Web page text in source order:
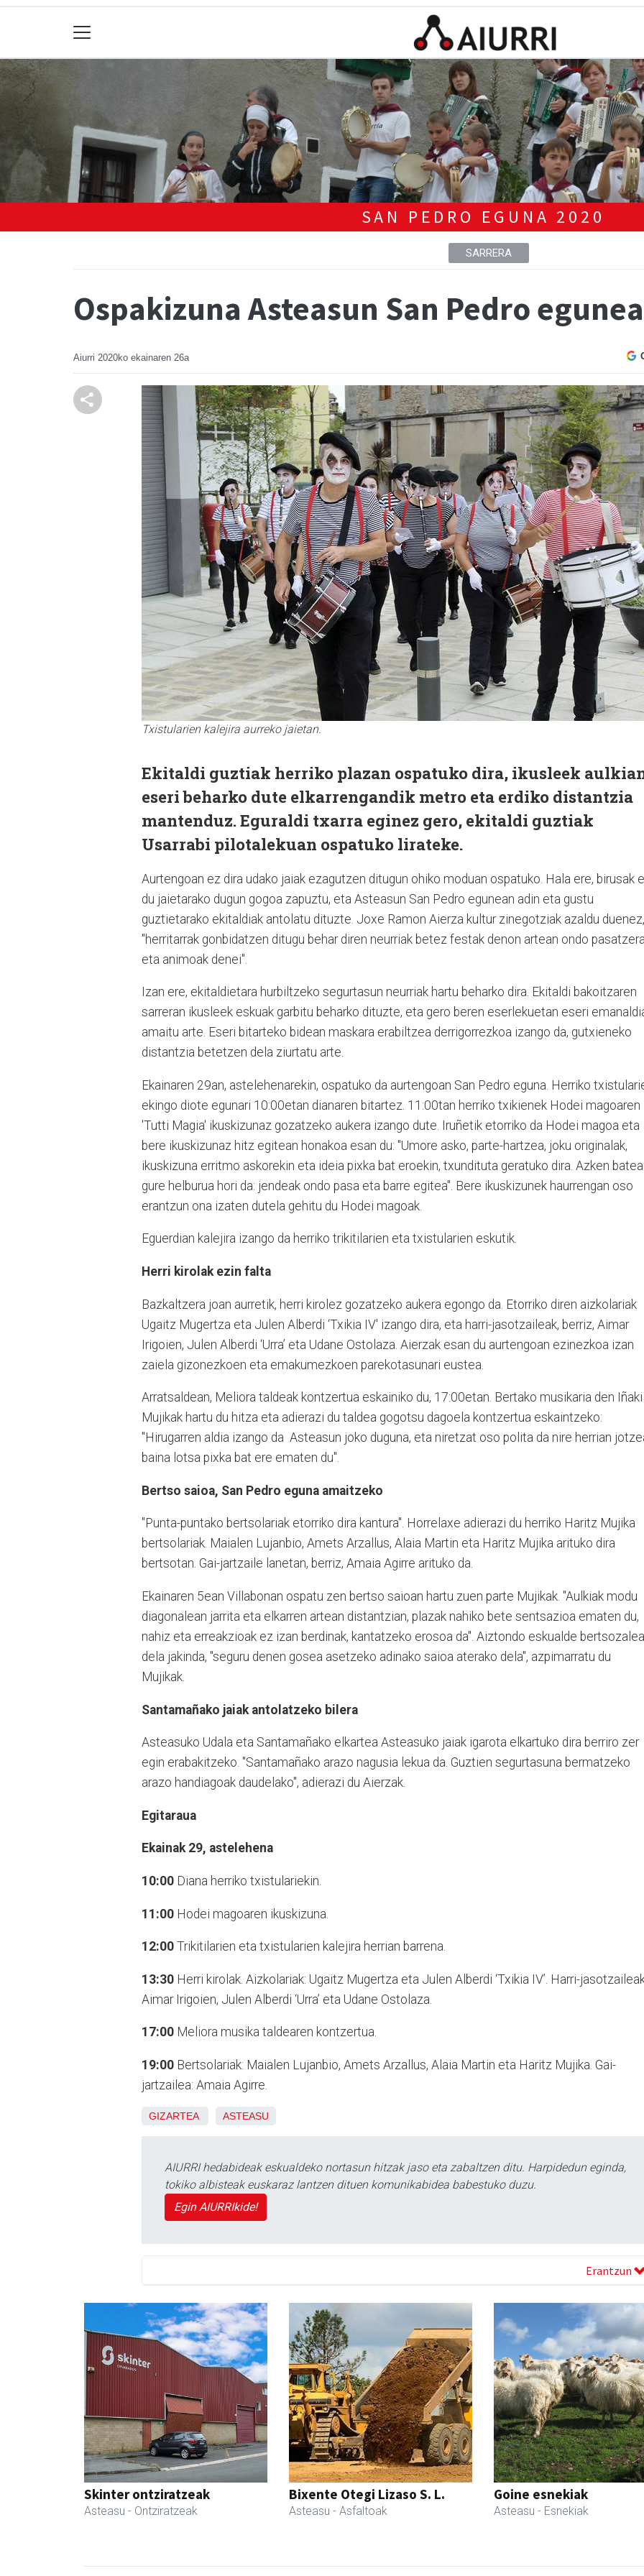
SAN PEDRO EGUNA 2020
SARRERA
Ospakizuna Asteasun San Pedro
Aiurri 2020ko ekainaren 26a
Txistularien kalejira aurreko jaietan.
Ekitaldi guztiak herriko plazan ospatuko dira, ikusleek
eseri beharko dute elkarrengandik metro eta erdiko distantzia
mantenduz. Eguraldi txarra eginez gero, ekitaldi guztiak
Usarrabi pilotalekuan ospatuko lirateke.
Aurtengoan ez dira udako jaiak ezagutzen ditugun ohiko moduan ospatuko. Hala ere, birusak
du jaietarako dugun gogoa zapuztu, eta Asteasun San Pedro egunean adin eta gustu
guztietarako ekitaldiak antolatu dituzte. Joxe Ramon Aierza kultur zinegotziak azaldu duenez,
"herritarrak gonbidatzen ditugu behar diren neurriak betez festak denon artean ondo
eta animoak denei".
Izan ere, ekitaldietara hurbiltzeko segurtasun neurriak hartu beharko dira. Ekitaldi bakoitzaren
sarreran ikusleek eskuak garbitu beharko dituzte, eta gero beren eserlekuetan eseri
amaitu arte. Eseri bitarteko bidean maskara erabiltzea derrigorrezkoa izango da, gutxieneko
distantzia betetzen dela ziurtatu arte.
Ekainaren 29an, astelehenarekin, ospatuko da aurtengoan San Pedro eguna. Herriko
ekingo diote egunari 10:00etan dianaren bitartez. 11:00tan herriko txikienek Hodei magoaren
'Tutti Magia' ikuskizunaz gozatzeko aukera izango dute. Iruñetik etorriko da Hodei magoa eta
bere ikuskizunaz hitz egitean honakoa esan du: "Umore asko, parte-hartzea, joku originalak,
ikuskizuna erritmo askorekin eta ideia pixka bat eroekin, txundituta geratuko dira. Azken
gure helburua hori da: jendeak ondo pasa eta barre egitea". Bere ikuskizunek haurrengan oso
erantzun ona izaten dutela gehitu du Hodei magoak.
Eguerdian kalejira izango da herriko trikitilarien eta txistularien eskutik.
Herri kirolak ezin falta
Bazkaltzera joan aurretik, herri kirolez gozatzeko aukera egongo da. Etorriko diren aizkolariak
Ugaitz Mugertza eta Julen Alberdi ‘Txikia IV' izango dira, eta harri-jasotzaileak, berriz, Aimar
Irigoien, Julen Alberdi ‘Urra’ eta Udane Ostolaza. Aierzak esan du aurtengoan ezinezkoa izan
zaiela gizonezkoen eta emakumezkoen parekotasunari eustea.
Arratsaldean, Meliora taldeak kontzertua eskainiko du, 17:00etan. Bertako musikaria den Iñaki
Mujikak hartu du hitza eta adierazi du taldea gogotsu dagoela kontzertua eskaintzeko:
"Hirugarren aldia izango da Asteasun joko duguna, eta niretzat oso polita da nire herrian
baina lotsa pixka bat ere ematen du".
Bertso saioa, San Pedro eguna amaitzeko
"Punta-puntako bertsolariak etorriko dira kantura". Horrelaxe adierazi du herriko Haritz Mujika
bertsolariak. Maialen Lujanbio, Amets Arzallus, Alaia Martin eta Haritz Mujika arituko dira
bertsotan. Gai-jartzaile lanetan, berriz, Amaia Agirre arituko da.
Ekainaren 5ean Villabonan ospatu zen bertso saioan hartu zuen parte Mujikak. "Aulkiak modu
diagonalean jarrita eta elkarren artean distantzian, plazak nahiko bete sentsazioa ematen du,
nahiz eta erreakzioak ez izan berdinak, kantatzeko erosoa da". Aiztondo eskualde bertsozalea
dela jakinda, "seguru denen gosea asetzeko adinako saioa aterako dela", azpimarratu du
Mujikak.
Santamañako jaiak antolatzeko bilera
Asteasuko Udala eta Santamañako elkartea Asteasuko jaiak igarota elkartuko dira berriro zer
egin erabakitzeko. "Santamañako arazo nagusia lekua da. Guztien segurtasuna bermatzeko
arazo handiagoak daudelako", adierazi du Aierzak.
Egitaraua
Ekainak 29, astelehena
10:00 Diana herriko txistulariekin.
11:00 Hodei magoaren ikuskizuna.
12:00 Trikitilarien eta txistularien kalejira herrian barrena.
13:30 Herri kirolak. Aizkolariak: Ugaitz Mugertza eta Julen Alberdi ‘Txikia IV’. Harri-
Aimar Irigoien, Julen Alberdi ‘Urra’ eta Udane Ostolaza.
17:00 Meliora musika taldearen kontzertua.
19:00 Bertsolariak: Maialen Lujanbio, Amets Arzallus, Alaia Martin eta Haritz Mujika. Gai-
jartzailea: Amaia Agirre.
GIZARTEA ASTEASU
AIURRI hedabideak eskualdeko nortasun hitzak jaso eta zabaltzen ditu. Harpidedun eginda,
tokiko albisteak euskaraz lantzen dituen komunikabidea babestuko duzu.
Egin AIURRIkide!
Erantzun
Skinter ontziratzeak
Asteasu - Ontziratzeak
Bixente Otegi Lizaso S. L.
Asteasu - Asfaltoak
Goine esnekiak
Asteasu - Esnekiak